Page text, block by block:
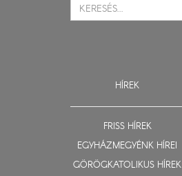
HÍREK
FRISS HÍREK
EGYHÁZMEGYÉNK HÍREI
GÖRÖGKATOLIKUS HÍREK